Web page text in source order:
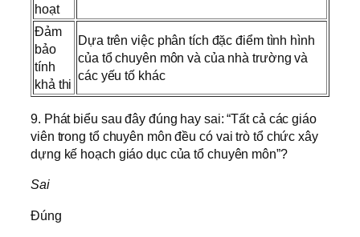
hoạt
Đảm
bảo
tính
khả thi
Dựa trên việc phân tích đặc điểm tình hình
của tổ chuyên môn và của nhà trường và
các yếu tố khác
9. Phát biểu sau đây đúng hay sai: “Tất cả các giáo
viên trong tổ chuyên môn đều có vai trò tổ chức xây
dựng kế hoạch giáo dục của tổ chuyên môn”?
Sai
Đúng